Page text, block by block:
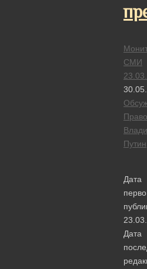
СМИ
Путин
Дата
Дата